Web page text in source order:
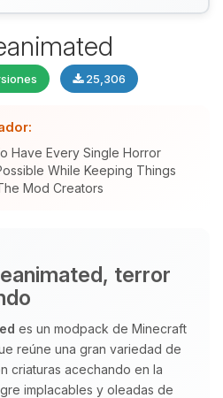
25,306
Have Every Single Horror
While Keeping Things
Mod Creators
terror
es un modpack de Minecraft
reúne una gran variedad de
criaturas acechando en la
implacables y oleadas de
con quien
tu pequeno
Cuentame